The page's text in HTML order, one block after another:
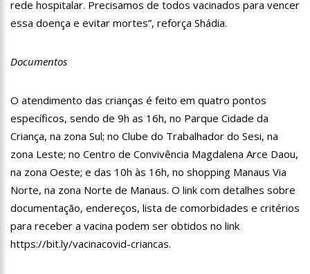
12:45 Fornecedores entram com pedido de falência das lojas
Marisa
10:58 Idosa comemora 107 anos com festa temática da Barbie e
10:43 Bolsonaro virá a Manaus ainda este ano para fortalecer pré-
candidatura de coronel Menezes à Prefeitura de Manaus em 2024
10:26
Ex-noivo de Marília Mendonça choca fãs com homenagem a
ela em seu casamento
10:15 Aos 43 anos, mulher com deficiência contrata jovem para
fazer sexo pela primeira vez
12:56
Virginia Fonseca mente sobre avião e Zé Felipe enfrenta
crise na carreira
12:46 Enfermeiros do HPS 28 de Agosto são aprovados em
processo seletivo do Hospital Freiberg, na Alemanha
rede hospitalar. Precisamos de todos vacinados para vencer
essa doença e evitar mortes”, reforça Shádia.
Documentos
O atendimento das crianças é feito em quatro pontos
específicos, sendo de 9h as 16h, no Parque Cidade da
Criança, na zona Sul; no Clube do Trabalhador do Sesi, na
zona Leste; no Centro de Convivência Magdalena Arce Daou,
na zona Oeste; e das 10h às 16h, no shopping Manaus Via
Norte, na zona Norte de Manaus. O link com detalhes sobre
documentação, endereços, lista de comorbidades e critérios
para receber a vacina podem ser obtidos no link
https://bit.ly/vacinacovid-criancas.